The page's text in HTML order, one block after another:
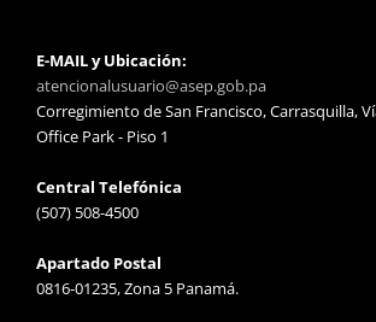
E-MAIL y Ubicación:
atencionalusuario@asep.gob.pa
Corregimiento de San Francisco, Carrasquilla,
Office Park - Piso 1
Central Telefónica
(507) 508-4500
Apartado Postal
0816-01235, Zona 5 Panamá.